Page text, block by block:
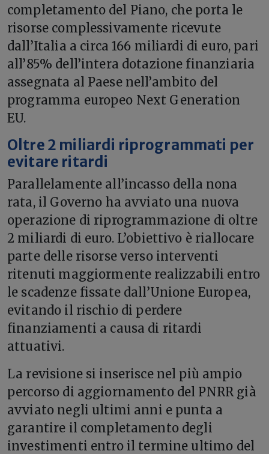
completamento del Piano, che porta le
risorse complessivamente ricevute
dall’Italia a circa 166 miliardi di euro, pari
all’85% dell’intera dotazione finanziaria
assegnata al Paese nell’ambito del
programma europeo Next Generation
EU.
Oltre 2 miliardi riprogrammati per
evitare ritardi
Parallelamente all’incasso della nona
rata, il Governo ha avviato una nuova
operazione di riprogrammazione di oltre
2 miliardi di euro. L’obiettivo è riallocare
parte delle risorse verso interventi
ritenuti maggiormente realizzabili entro
le scadenze fissate dall’Unione Europea,
evitando il rischio di perdere
finanziamenti a causa di ritardi
attuativi.
La revisione si inserisce nel più ampio
percorso di aggiornamento del PNRR già
avviato negli ultimi anni e punta a
garantire il completamento degli
investimenti entro il termine ultimo del